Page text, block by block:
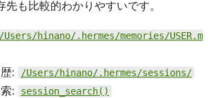
も比較的わかりやすいです。
/Users/hinano/.hermes/memories/USER.m
: /Users/hinano/.hermes/sessions/
: session_search()